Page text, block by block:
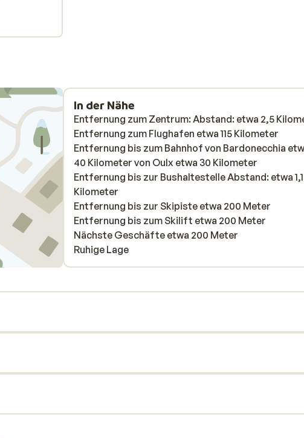
In der Nähe
Entfernung zum Zentrum: Abstand: etwa 2,5
Entfernung zum Flughafen etwa 115 Kilometer
Entfernung bis zum Bahnhof von Bardonecchia
40 Kilometer von Oulx etwa 30 Kilometer
Entfernung bis zur Bushaltestelle Abstand: etwa 1,1
Kilometer
Entfernung bis zur Skipiste etwa 200 Meter
Entfernung bis zum Skilift etwa 200 Meter
Nächste Geschäfte etwa 200 Meter
Ruhige Lage